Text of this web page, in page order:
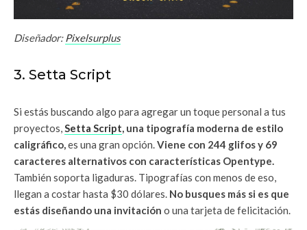
Diseñador: Pixelsurplus
3. Setta Script
Si estás buscando algo para agregar un toque personal a tus
proyectos,Setta Script, una tipografía moderna de estilo
caligráfico,es una gran opción.Viene con 244 glifos y 69
caracteres alternativos con características Opentype.
También soporta ligaduras. Tipografías con menos de eso,
llegan a costar hasta $30 dólares. No busques más si es que
estás diseñando una invitación o una tarjeta de felicitación.